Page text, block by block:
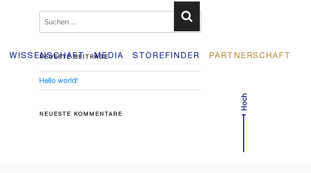
WISSENSCHAFT MEDIA STOREFINDER PARTNERSCHAFT
nach:
NEUESTE BEITRÄGE
Hello world!
NEUESTE KOMMENTARE
Hoch